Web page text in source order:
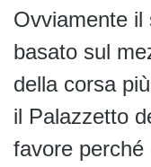
Ovviamente il
basato sul
della corsa
il Palazzetto
favore perché